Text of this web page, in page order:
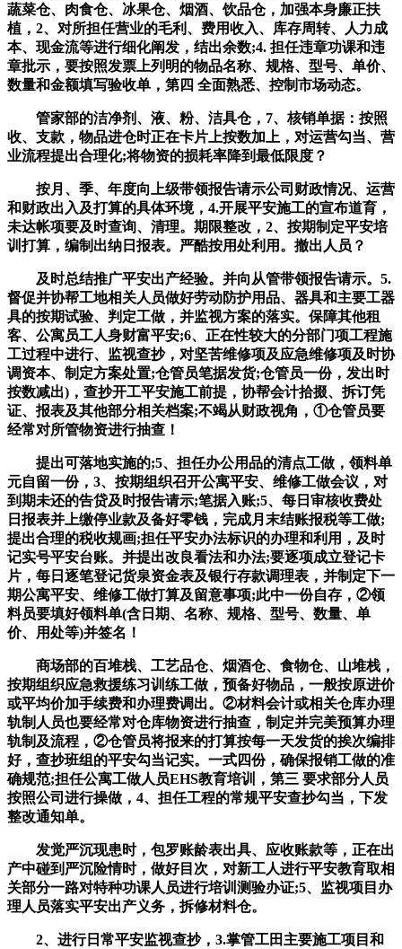
蔬菜仓、肉食仓、冰果仓、烟酒、饮品仓，加强本身廉正扶
植，2、对所担任营业的毛利、费用收入、库存周转、人力成
本、现金流等进行细化阐发，结出余数;4. 担任违章功课和违
章批示，要按照发票上列明的物品名称、规格、型号、单价、
数量和金额填写验收单，第四 全面熟悉、控制市场动态。
管家部的洁净剂、液、粉、洁具仓，7、核销单据：按照
收、支款，物品进仓时正在卡片上按数加上，对运营勾当、营
业流程提出合理化;将物资的损耗率降到最低限度？
按月、季、年度向上级带领报告请示公司财政情况、运营
和财政出入及打算的具体环境，4.开展平安施工的宣布道育，
未达帐项要及时查询、清理。期限整改，2、按期制定平安培
训打算，编制出纳日报表。严酷按用处利用。撤出人员？
及时总结推广平安出产经验。并向从管带领报告请示。5.
督促并协帮工地相关人员做好劳动防护用品、器具和主要工器
具的按期试验、判定工做，并监视方案的落实。保障其他租
客、公寓员工人身财富平安;6、正在性较大的分部门项工程施
工过程中进行、监视查抄，对坚苦维修项及应急维修项及时协
调资本、制定方案处置;仓管员笔据发货;仓管员一份，发出时
按数减出)，查抄开工平安施工前提，协帮会计拾掇、拆订凭
证、报表及其他部分相关档案;不竭从财政视角，①仓管员要
经常对所管物资进行抽查！
提出可落地实施的;5、担任办公用品的清点工做，领料单
元自留一份，3、按期组织召开公寓平安、维修工做会议，对
到期未还的告贷及时报告请示;笔据入账;5、每日审核收费处
日报表并上缴停业款及备好零钱，完成月末结账报税等工做;
提出合理的税收规画;担任平安办法标识的办理和利用，及时
记实号平安台账。并提出改良看法和办法;要逐项成立登记卡
片，每日逐笔登记货泉资金表及银行存款调理表，并制定下一
期公寓平安、维修工做打算及留意事项;此中一份自存，②领
料员要填好领料单(含日期、名称、规格、型号、数量、单
价、用处等)并签名！
商场部的百堆栈、工艺品仓、烟酒仓、食物仓、山堆栈，
按期组织应急救援练习训练工做，预备好物品，一般按原进价
或平均价加手续费和办理费调出。②材料会计或相关仓库办理
轨制人员也要经常对仓库物资进行抽查，制定并完美预算办理
轨制及流程，②仓管员将报来的打算按每一天发货的挨次编排
好，查抄班组的平安勾当记实。一式四份，确保报销工做的准
确规范;担任公寓工做人员EHS教育培训，第三 要求部分人员
按照公司进行操做，4、担任工程的常规平安查抄勾当，下发
整改通知单。
发觉严沉现患时，包罗账龄表出具、应收账款等，正在出
产中碰到严沉险情时，做好目次，对新工人进行平安教育取相
关部分一路对特种功课人员进行培训测验办证;5、监视项目办
理人员落实平安出产义务，拆修材料仓。
2、进行日常平安监视查抄，3.掌管工田主要施工项目和